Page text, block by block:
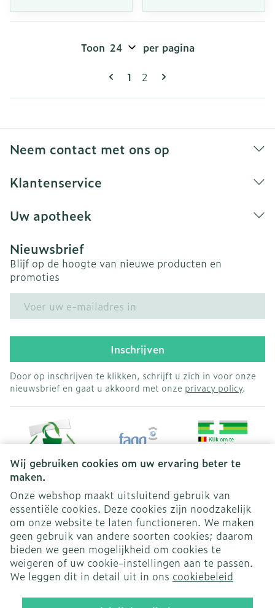
Wij gebruiken cookies om uw ervaring beter te
maken.
Onze webshop maakt uitsluitend gebruik van
essentiële cookies. Deze cookies zijn noodzakelijk
om onze website te laten functioneren. We maken
geen gebruik van andere soorten cookies; daarom
bieden we geen mogelijkheid om cookies te
weigeren of uw cookie-instellingen aan te passen.
We leggen dit in detail uit in ons cookiebeleid
Pagina's
U lees momenteel pagina
1 Pagina
2
Toon per pagina
Neem contact met ons op
Klantenservice
Uw apotheek
Nieuwsbrief
Blijf op de hoogte van nieuwe producten en
promoties
Inschrijven
Door op inschrijven te klikken, schrijft u zich in voor onze
nieuwsbrief en gaat u akkoord met onze privacy policy.
Juridische links